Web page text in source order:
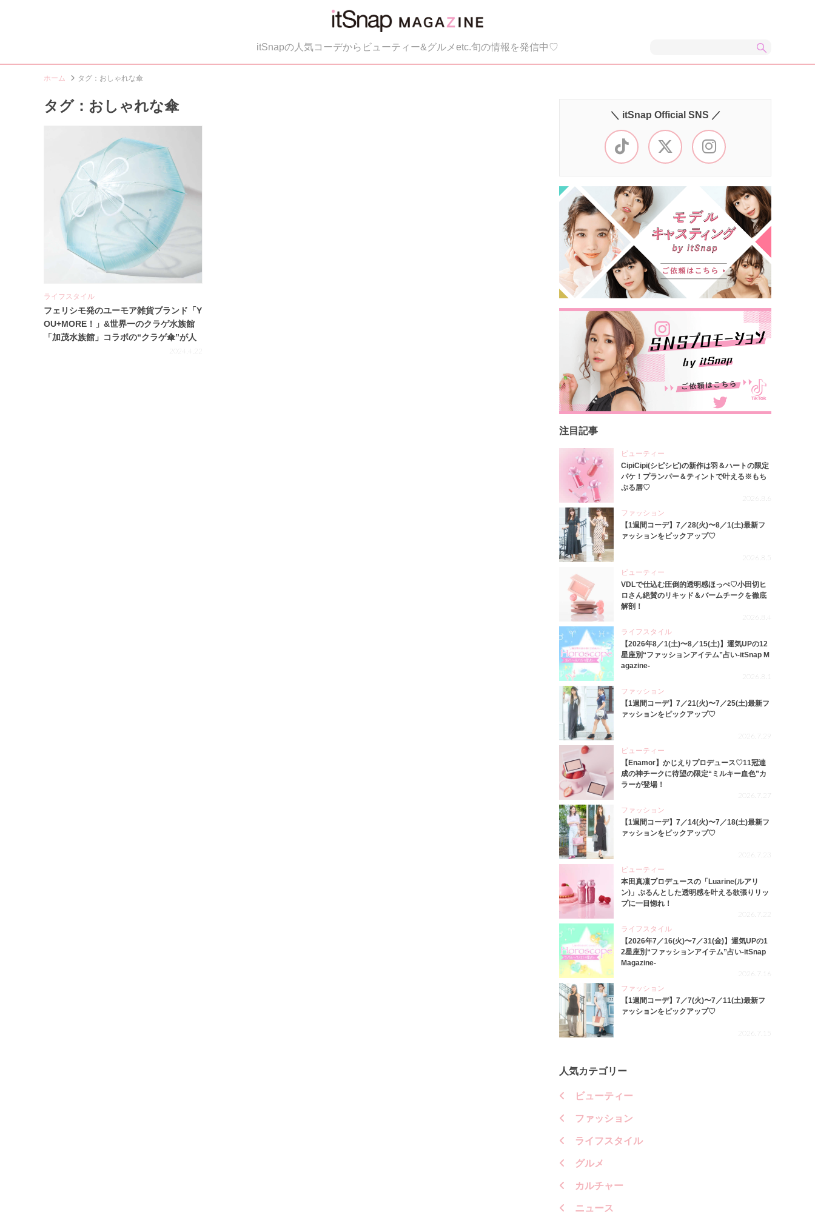
itSnapの人気コーデからビューティー&グルメetc.旬の情報を発信中♡
ホーム タグ：おしゃれな傘
タグ：おしゃれな傘
ライフスタイル
フェリシモ発のユーモア雑貨ブランド「Y
OU+MORE！」&世界一のクラゲ水族館
「加茂水族館」コラボの“クラゲ傘”が人
2024.4.22
＼ itSnap Official SNS ／
注目記事
ビューティー
CipiCipi(シピシピ)の新作は羽＆ハートの限定
パケ！プランパー＆ティントで叶える※もち
ぷる唇♡
2026.8.6
ファッション
【1週間コーデ】7／28(火)〜8／1(土)最新フ
ァッションをピックアップ♡
2026.8.5
ビューティー
VDLで仕込む圧倒的透明感ほっぺ♡小田切ヒ
ロさん絶賛のリキッド＆バームチークを徹底
解剖！
2026.8.4
ライフスタイル
【2026年8／1(土)〜8／15(土)】運気UPの12
星座別“ファッションアイテム”占い-itSnap M
agazine-
2026.8.1
ファッション
【1週間コーデ】7／21(火)〜7／25(土)最新フ
ァッションをピックアップ♡
2026.7.29
ビューティー
【Enamor】かじえりプロデュース♡11冠達
成の神チークに待望の限定“ミルキー血色”カ
ラーが登場！
2026.7.27
ファッション
【1週間コーデ】7／14(火)〜7／18(土)最新フ
ァッションをピックアップ♡
2026.7.23
ビューティー
本田真凜プロデュースの「Luarine(ルアリ
ン)」ぷるんとした透明感を叶える欲張りリッ
プに一目惚れ！
2026.7.22
ライフスタイル
【2026年7／16(火)〜7／31(金)】運気UPの1
2星座別“ファッションアイテム”占い-itSnap
Magazine-
2026.7.16
ファッション
【1週間コーデ】7／7(火)〜7／11(土)最新フ
ァッションをピックアップ♡
2026.7.15
人気カテゴリー
ビューティー
ファッション
ライフスタイル
グルメ
カルチャー
ニュース